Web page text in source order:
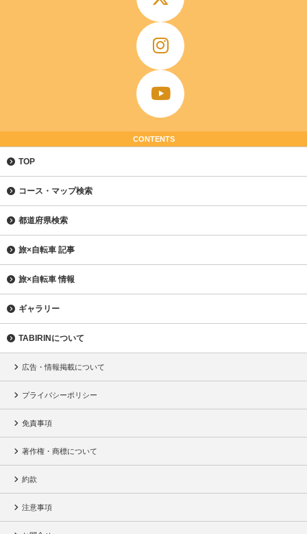
CONTENTS
TOP
コース・マップ検索
都道府県検索
旅×自転車 記事
旅×自転車 情報
ギャラリー
TABIRINについて
広告・情報掲載について
プライバシーポリシー
免責事項
著作権・商標について
約款
注意事項